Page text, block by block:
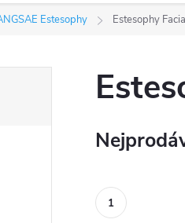
Estesophy Estesophy